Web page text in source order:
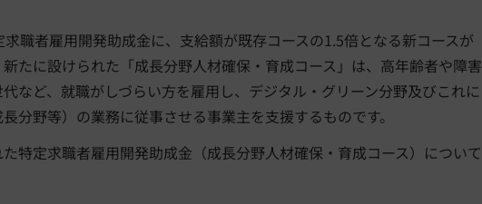
職者雇用開発助成金に、支給額が既存コースの1.5倍となる新コースが
たに設けられた「成長分野人材確保・育成コース」は、高年齢者や障害
など、就職がしづらい方を雇用し、デジタル・グリーン分野及びこれに
分野等）の業務に従事させる事業主を支援するものです。
特定求職者雇用開発助成金（成長分野人材確保・育成コース）について